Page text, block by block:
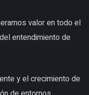
valor en todo el
entendimiento de
y el crecimiento de